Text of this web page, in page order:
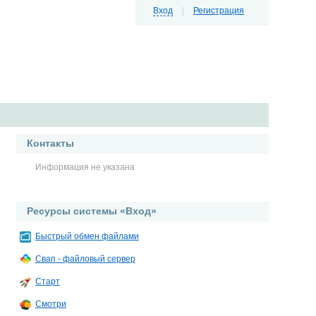
Вход Регистрация
Контакты
Информация не указана
Ресурсы системы «Вход»
Быстрый обмен файлами
Свап - файловый сервер
Старт
Смотри